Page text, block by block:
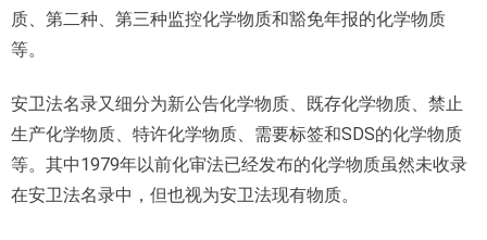
质、第二种、第三种监控化学物质和豁免年报的化学物质
等。
安卫法名录又细分为新公告化学物质、既存化学物质、禁止
生产化学物质、特许化学物质、需要标签和SDS的化学物质
等。其中1979年以前化审法已经发布的化学物质虽然未收录
在安卫法名录中，但也视为安卫法现有物质。